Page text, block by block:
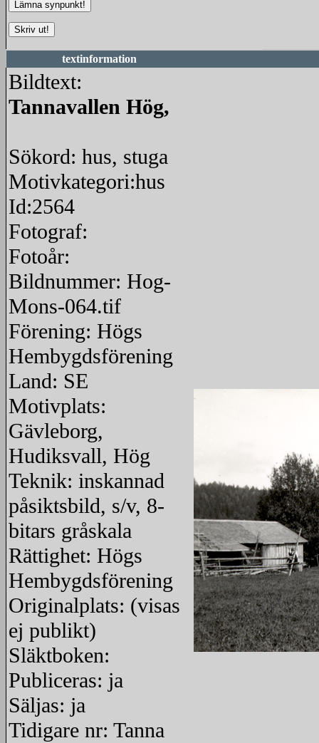
textinformation
Bildtext:
Tannavallen Hög,
Sökord: hus, stuga
Motivkategori:hus
Id:2564
Fotograf:
Fotoår:
Bildnummer: Hog-
Mons-064.tif
Förening: Högs
Hembygdsförening
Land: SE
Motivplats:
Gävleborg,
Hudiksvall, Hög
Teknik: inskannad
påsiktsbild, s/v, 8-
bitars gråskala
Rättighet: Högs
Hembygdsförening
Originalplats: (visas
ej publikt)
Släktboken:
Publiceras: ja
Säljas: ja
Tidigare nr: Tanna